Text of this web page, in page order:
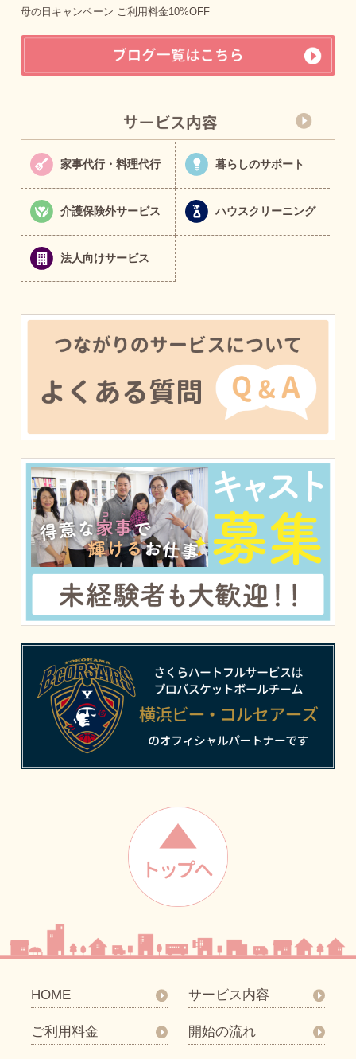
母の日キャンペーン ご利用料金10%OFF
家事代行・料理代行 暮らしのサポート
介護保険外サービス ハウスクリーニング
法人向けサービス
HOME サービス内容
ご利用料金 開始の流れ